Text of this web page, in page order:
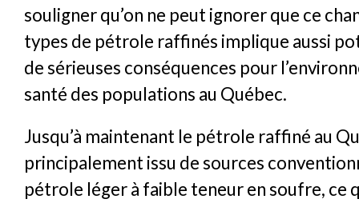
souligner qu’on ne peut ignorer que ce
types de pétrole raffinés implique aussi
de sérieuses conséquences pour
santé des populations au Québec.
Jusqu’à maintenant le pétrole raffiné au
principalement issu de sources
pétrole léger à faible teneur en soufre, ce